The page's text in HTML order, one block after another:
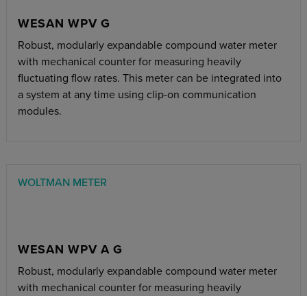
WESAN WPV G
Robust, modularly expandable compound water meter
with mechanical counter for measuring heavily
fluctuating flow rates. This meter can be integrated into
a system at any time using clip-on communication
modules.
WOLTMAN METER
WESAN WPV A G
Robust, modularly expandable compound water meter
with mechanical counter for measuring heavily